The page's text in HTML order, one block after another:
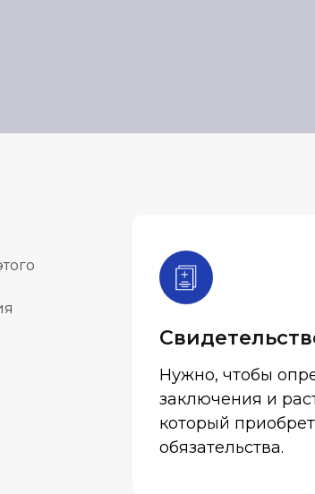
Нужно, чтобы
заключения и
который
обязательства.